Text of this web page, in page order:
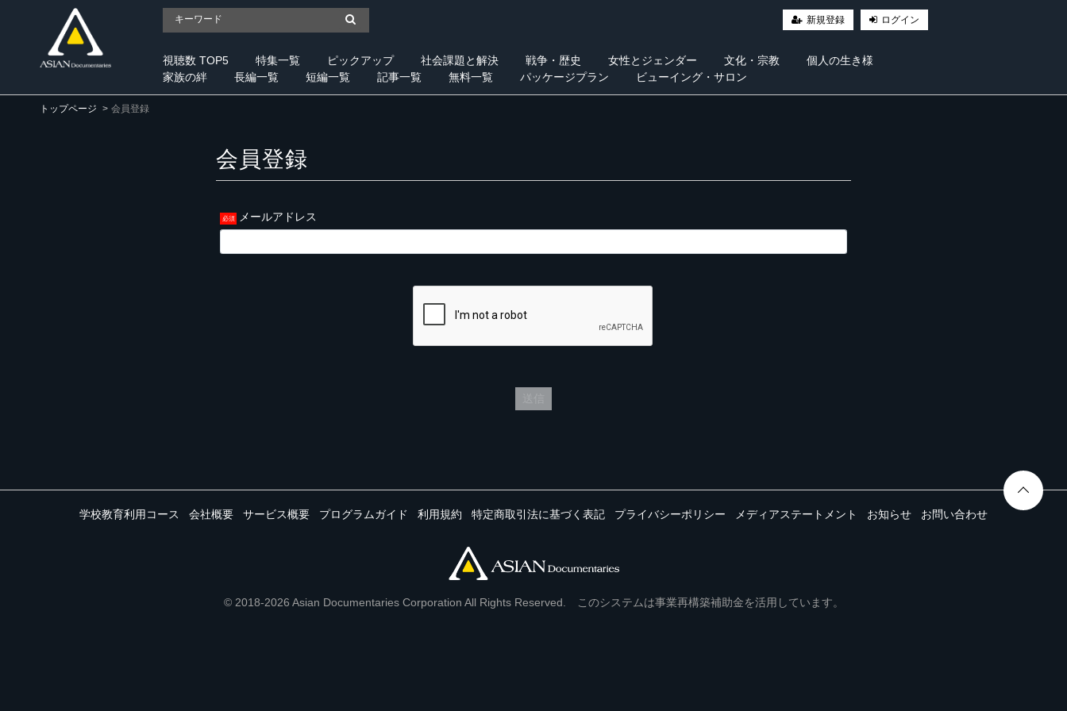
新規登録 ログイン
視聴数 TOP5 特集一覧 ピックアップ 社会課題と解決 戦争・歴史 女性とジェンダー 文化・宗教
個人の生き様
家族の絆
長編一覧 短編一覧 記事一覧 無料一覧 パッケージプラン ビューイング・サロン
トップページ 会員登録
会員登録
メールアドレス
学校教育利用コース 会社概要 サービス概要 プログラムガイド 利用規約 特定商取引法に基づく表記 プライバシーポリシー メディアステートメント お知らせ お問い合わせ
© 2018-2026 Asian Documentaries Corporation All Rights Reserved. このシステムは事業再構築補助金を活用しています。